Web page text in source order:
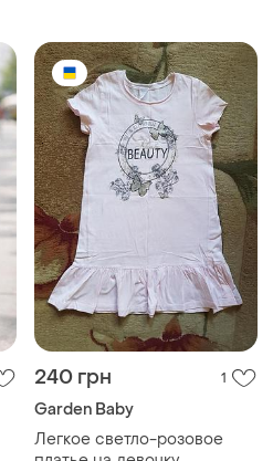
240 грн 1
Garden Baby
Легкое светло-розовое